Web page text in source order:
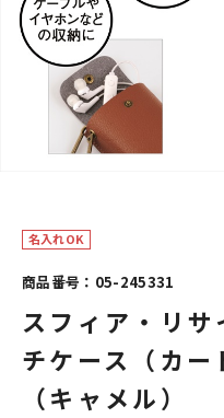
名入れOK
商品番号：05-245331
スフィア・リ
チケース（カー
（キャメル）